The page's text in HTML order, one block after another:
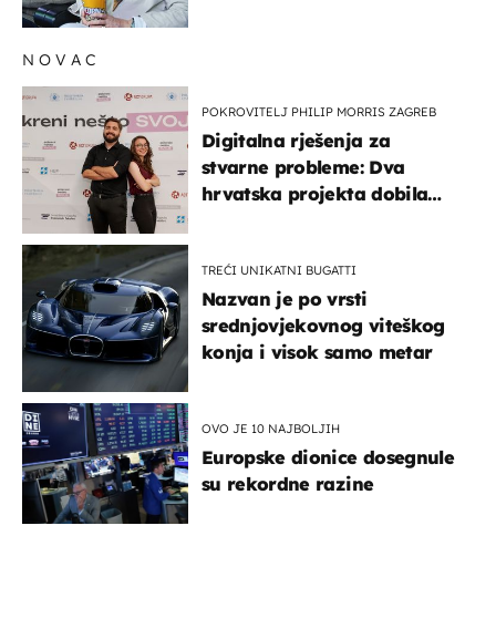
NOVAC
POKROVITELJ PHILIP MORRIS ZAGREB
Digitalna rješenja za
stvarne probleme: Dva
hrvatska projekta dobila
TREĆI UNIKATNI BUGATTI
Nazvan je po vrsti
srednjovjekovnog viteškog
konja i visok samo metar
OVO JE 10 NAJBOLJIH
Europske dionice dosegnule
su rekordne razine